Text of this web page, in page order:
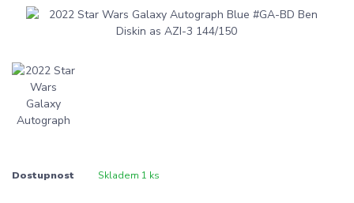
Dostupnost Skladem 1 ks